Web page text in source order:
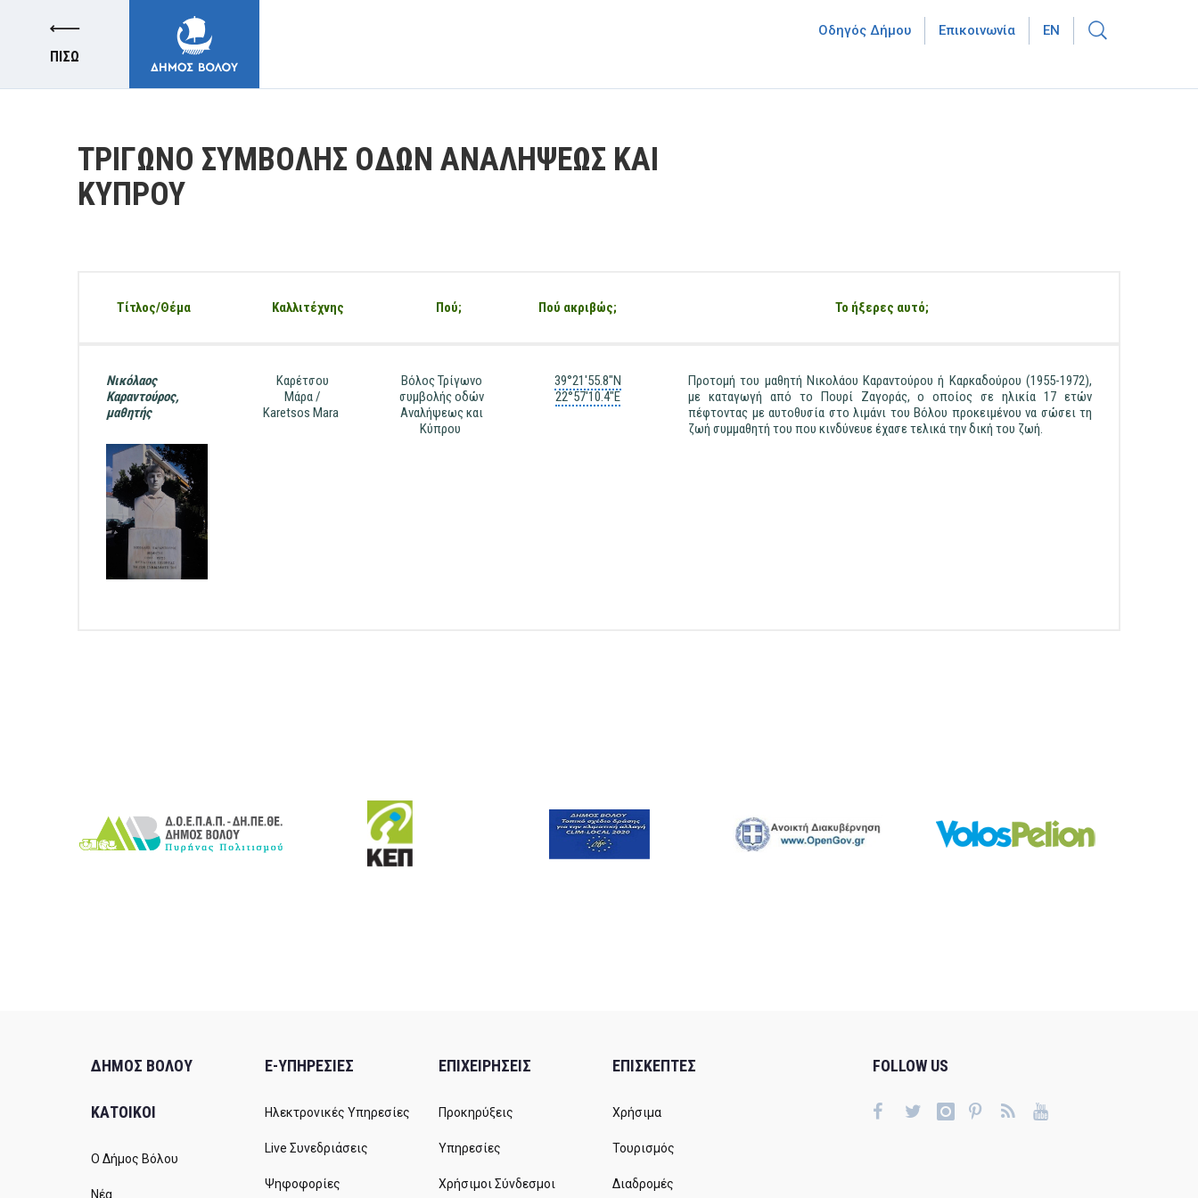
ΠΙΣΩ
Οδηγός Δήμου Επικοινωνία EN
ΤΡΙΓΩΝΟ ΣΥΜΒΟΛΗΣ ΟΔΩΝ ΑΝΑΛΗΨΕΩΣ ΚΑΙ
ΚΥΠΡΟΥ
Τίτλος/Θέμα Καλλιτέχνης Πού; Πού ακριβώς; Το ήξερες αυτό;
Νικόλαος
Καραντούρος,
μαθητής
Καρέτσου
Μάρα /
Karetsos Mara
Βόλος Τρίγωνο
συμβολής οδών
Αναλήψεως και
Κύπρου
39°21'55.8"N
22°57'10.4"E
Προτομή του μαθητή Νικολάου Καραντούρου ή Καρκαδούρου (1955-1972),
με καταγωγή από το Πουρί Ζαγοράς, ο οποίος σε ηλικία 17 ετών
πέφτοντας με αυτοθυσία στο λιμάνι του Βόλου προκειμένου να σώσει τη
ζωή συμμαθητή του που κινδύνευε έχασε τελικά την δική του ζωή.
ΔΗΜΟΣ ΒΟΛΟΥ
ΚΑΤΟΙΚΟΙ
Ο Δήμος Βόλου
Νέα
E-ΥΠΗΡΕΣΙΕΣ
Ηλεκτρονικές Υπηρεσίες
Live Συνεδριάσεις
Ψηφοφορίες
ΕΠΙΧΕΙΡΗΣΕΙΣ
Προκηρύξεις
Υπηρεσίες
Χρήσιμοι Σύνδεσμοι
ΕΠΙΣΚΕΠΤΕΣ
Χρήσιμα
Τουρισμός
Διαδρομές
FOLLOW US